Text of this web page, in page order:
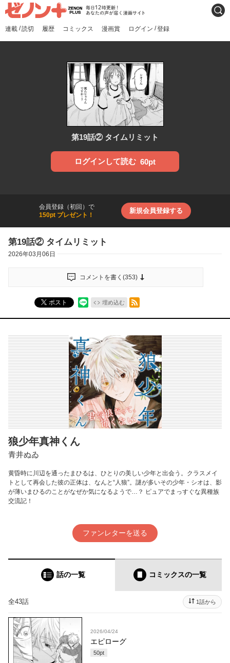
ゼノンプラス
毎日12時更新！あなたの声
が届く漫画サイト
連載 /読切 履歴 コミックス 漫画賞 ログイン /登録
検索
第19話② タイムリミット
ログインして読む 60pt
会員登録（初回）で
150pt プレゼント！
新規会員登録する
第19話② タイムリミット
2026年03月06日
コメントを書く(353)
ポスト 埋め込む
RSSフィード
狼少年真神くん
青井ぬゐ
黄昏時に川辺を通ったまひるは、ひとりの美しい少年と出会う。クラスメイ
トとして再会した彼の正体は、なんと“人狼”。謎が多いその少年・シオは、影
が薄いまひるのことがなぜか気になるようで…？ ピュアでまっすぐな異種族
交流記！
ファンレターを送る
話の一覧 コミックスの一覧
全43話 1話から
2026/04/24
エピローグ
50pt